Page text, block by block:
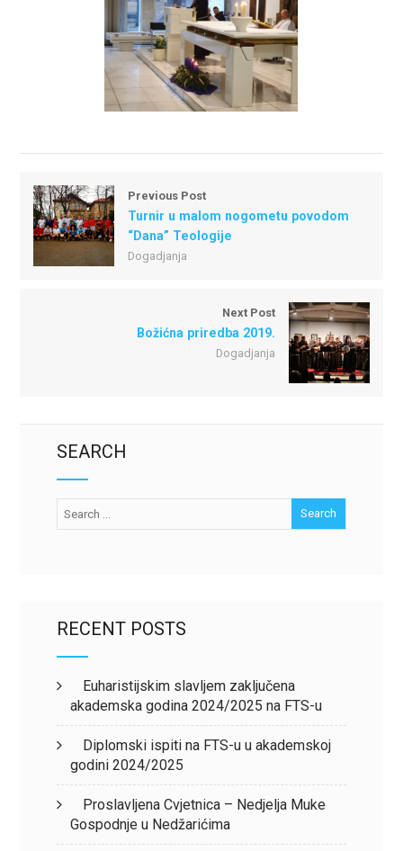
Previous Post
Turnir u malom nogometu povodom
“Dana” Teologije
Dogadjanja
Next Post
Božićna priredba 2019.
Dogadjanja
SEARCH
RECENT POSTS
Euharistijskim slavljem zaključena
akademska godina 2024/2025 na FTS-u
Diplomski ispiti na FTS-u u akademskoj
godini 2024/2025
Proslavljena Cvjetnica – Nedjelja Muke
Gospodnje u Nedžarićima